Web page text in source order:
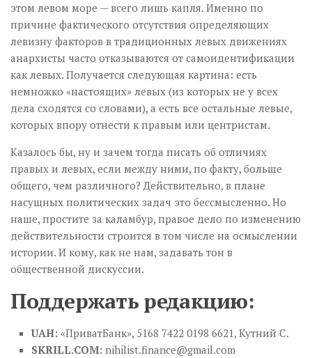
этом левом море — всего лишь капля. Именно по
причине фактического отсутствия определяющих
левизну факторов в традиционных левых движениях
анархисты часто отказываются от самоидентификации
как левых. Получается следующая картина: есть
немножко «настоящих» левых (из которых не у всех
дела сходятся со словами), а есть все остальные левые,
которых впору отнести к правым или центристам.
Казалось бы, ну и зачем тогда писать об отличиях
правых и левых, если между ними, по факту, больше
общего, чем различного? Действительно, в плане
насущных политических задач это бессмысленно. Но
наше, простите за каламбур, правое дело по изменению
действительности строится в том числе на осмыслении
истории. И кому, как не нам, задавать тон в
общественной дискуссии.
Поддержать редакцию:
UAH: «ПриватБанк», 5168 7422 0198 6621, Кутний С.
SKRILL.COM: nihilist.finance@gmail.com